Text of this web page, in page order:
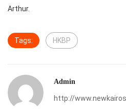
Arthur.
Tags: HKBP
Admin
http://